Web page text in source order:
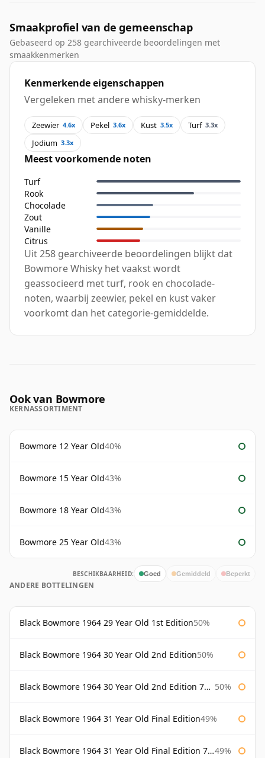
Smaakprofiel van de gemeenschap
Gebaseerd op 258 gearchiveerde beoordelingen met
smaakkenmerken
Kenmerkende eigenschappen
Vergeleken met andere whisky-merken
Zeewier 4.6x Pekel 3.6x Kust 3.5x Turf 3.3x
Jodium 3.3x
Meest voorkomende noten
Turf
Rook
Chocolade
Zout
Vanille
Citrus
Uit 258 gearchiveerde beoordelingen blijkt dat
Bowmore Whisky het vaakst wordt
geassocieerd met turf, rook en chocolade-
noten, waarbij zeewier, pekel en kust vaker
voorkomt dan het categorie-gemiddelde.
Ook van Bowmore
KERNASSORTIMENT
Bowmore 12 Year Old40%
Bowmore 15 Year Old43%
Bowmore 18 Year Old43%
Bowmore 25 Year Old43%
BESCHIKBAARHEID: Goed Gemiddeld Beperkt
ANDERE BOTTELINGEN
Black Bowmore 1964 29 Year Old 1st Edition50%
Black Bowmore 1964 30 Year Old 2nd Edition50%
Black Bowmore 1964 30 Year Old 2nd Edition 75cl 50%
Black Bowmore 1964 31 Year Old Final Edition49%
Black Bowmore 1964 31 Year Old Final Edition 75cl 49%